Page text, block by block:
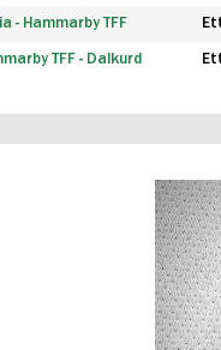
- Hammarby TFF
TFF - Dalkurd